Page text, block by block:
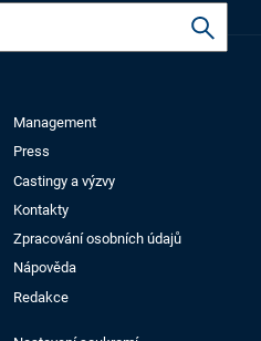
Management
Press
Castingy a výzvy
Kontakty
Zpracování osobních údajů
Nápověda
Redakce